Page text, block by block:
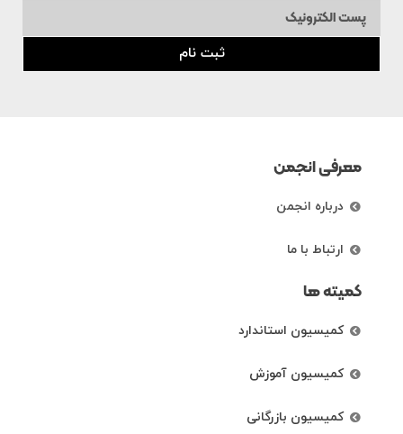
ثبت نام
معرفی انجمن
درباره انجمن
ارتباط با ما
کمیته ها
کمیسیون استاندارد
کمیسیون آموزش
کمیسیون بازرگانی